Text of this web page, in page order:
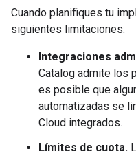
Cuando planifiques tu
siguientes limitaciones:
Integraciones
Catalog admite los
es posible que
automatizadas se
Cloud integrados.
Límites de cuota.